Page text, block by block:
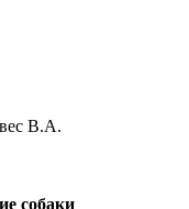
В.А.
собаки